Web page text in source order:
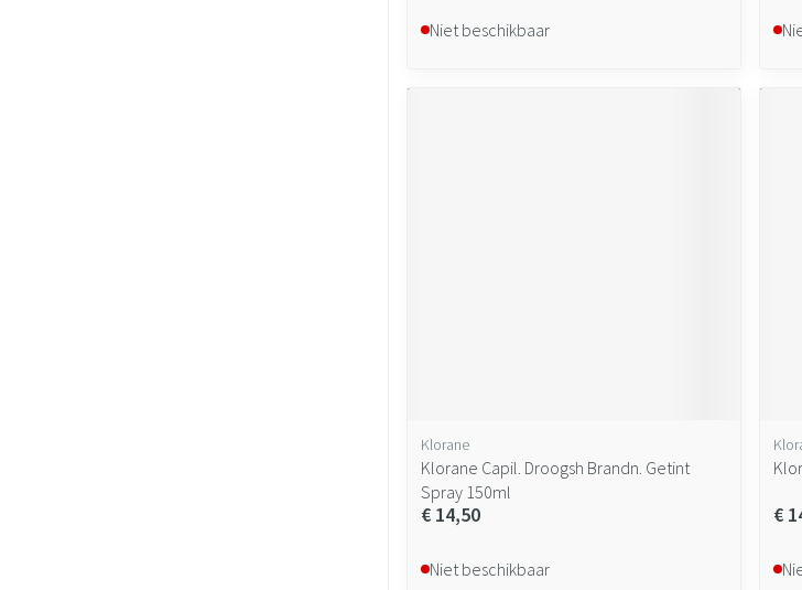
Niet beschikbaar
Klorane
Klorane Capil. Droogsh Brandn. Getint
Spray 150ml
€ 14,50
Niet beschikbaar
€